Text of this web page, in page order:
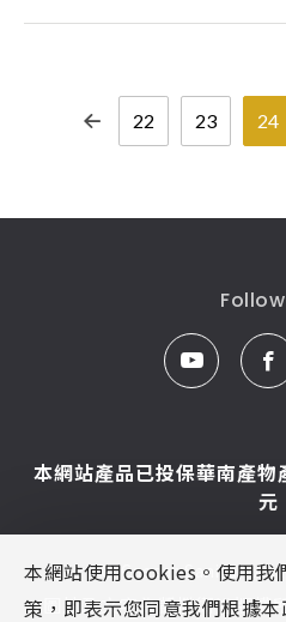
22 23 24
本網站產品已投保華南產
元
© Caesar Sanitar. All
圖片及文字為凱撒衛浴版權
本網站使用cookies。使用我
策，即表示您同意我們根據